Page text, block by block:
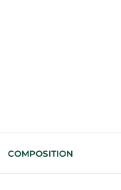
COMPOSITION